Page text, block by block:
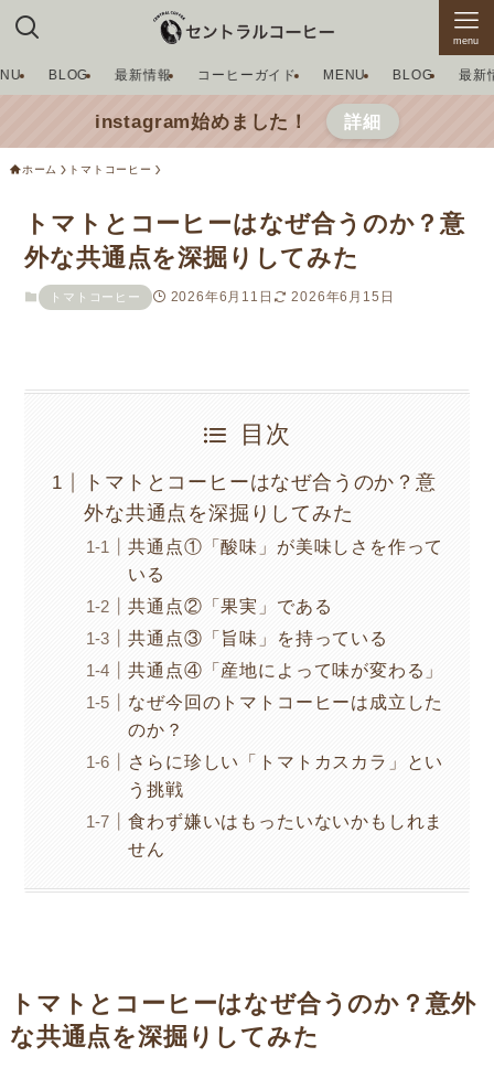
menu
BLOG 最新情報 コーヒーガイド MENU BLOG 最新
instagram始めました！ 詳細
ホーム トマトコーヒー
トマトとコーヒーはなぜ合うのか？意
外な共通点を深掘りしてみた
トマトコーヒー 2026年6月11日 2026年6月15日
目次
トマトとコーヒーはなぜ合うのか？意
外な共通点を深掘りしてみた
共通点①「酸味」が美味しさを作って
いる
共通点②「果実」である
共通点③「旨味」を持っている
共通点④「産地によって味が変わる」
なぜ今回のトマトコーヒーは成立した
のか？
さらに珍しい「トマトカスカラ」とい
う挑戦
食わず嫌いはもったいないかもしれま
せん
トマトとコーヒーはなぜ合うのか？意外
な共通点を深掘りしてみた